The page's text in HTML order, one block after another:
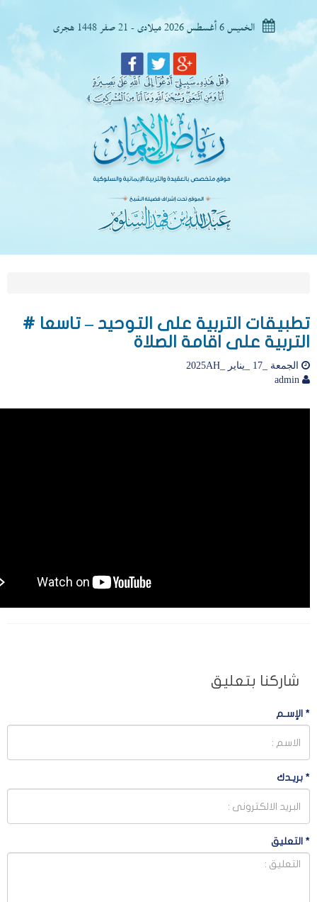
الخميس 6 أغسطس 2026 ميلادى - 21 صفر 1448 هجرى
تطبيقات التربية على التوحيد – تاسعا #
التربية على اقامة الصلاة
الجمعة _17 _يناير _2025AH
شاركنا بتعليق
* الإسـم
* بريـدك
* التعليق